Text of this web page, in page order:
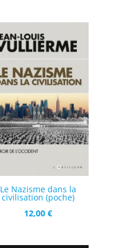
Le Nazisme dans la
civilisation (poche)
12,00€